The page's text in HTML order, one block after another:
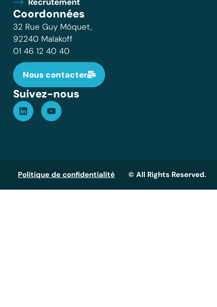
Coordonnées
32 Rue Guy Môquet,
92240 Malakoff
01 46 12 40 40
Nous contacter
Suivez-nous
Politique de confidentialité © All Rights Reserved.